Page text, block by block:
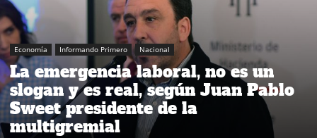
Economía Informando Primero Nacional
La emergencia laboral, no es un
slogan y es real, según Juan Pablo
Sweet presidente de la
multigremial